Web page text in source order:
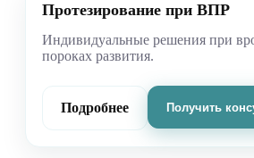
Протезирование при ВПР
Индивидуальные решения при
пороках развития.
Подробнее Получить